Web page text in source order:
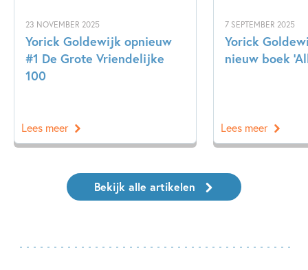
23 NOVEMBER 2025
Yorick Goldewijk opnieuw
#1 De Grote Vriendelijke
100
Lees meer
7 SEPTEMBER 2025
Yorick
nieuw boek
Lees meer
Bekijk alle artikelen